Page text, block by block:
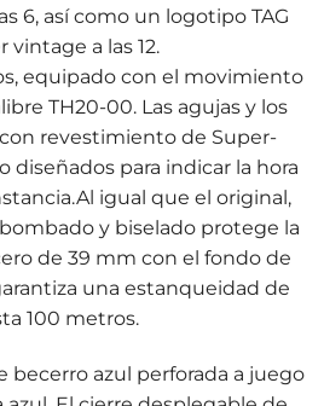
6, así como un logotipo TAG
vintage a las 12.
equipado con el movimiento
TH20-00. Las agujas y los
revestimiento de Super-
diseñados para indicar la hora
igual que el original,
y biselado protege la
de 39 mm con el fondo de
una estanqueidad de
100 metros.
becerro azul perforada a juego